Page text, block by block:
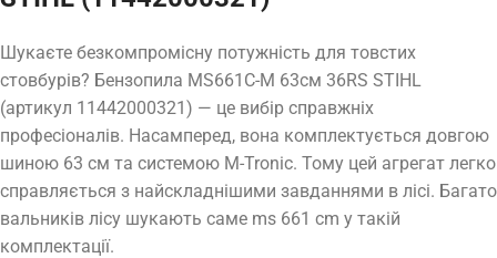
Шукаєте безкомпромісну потужність для товстих
стовбурів? Бензопила MS661C-M 63см 36RS STIHL
(артикул 11442000321) — це вибір справжніх
професіоналів. Насамперед, вона комплектується довгою
шиною 63 см та системою M-Tronic. Тому цей агрегат легко
справляється з найскладнішими завданнями в лісі. Багато
вальників лісу шукають саме ms 661 cm у такій
комплектації.